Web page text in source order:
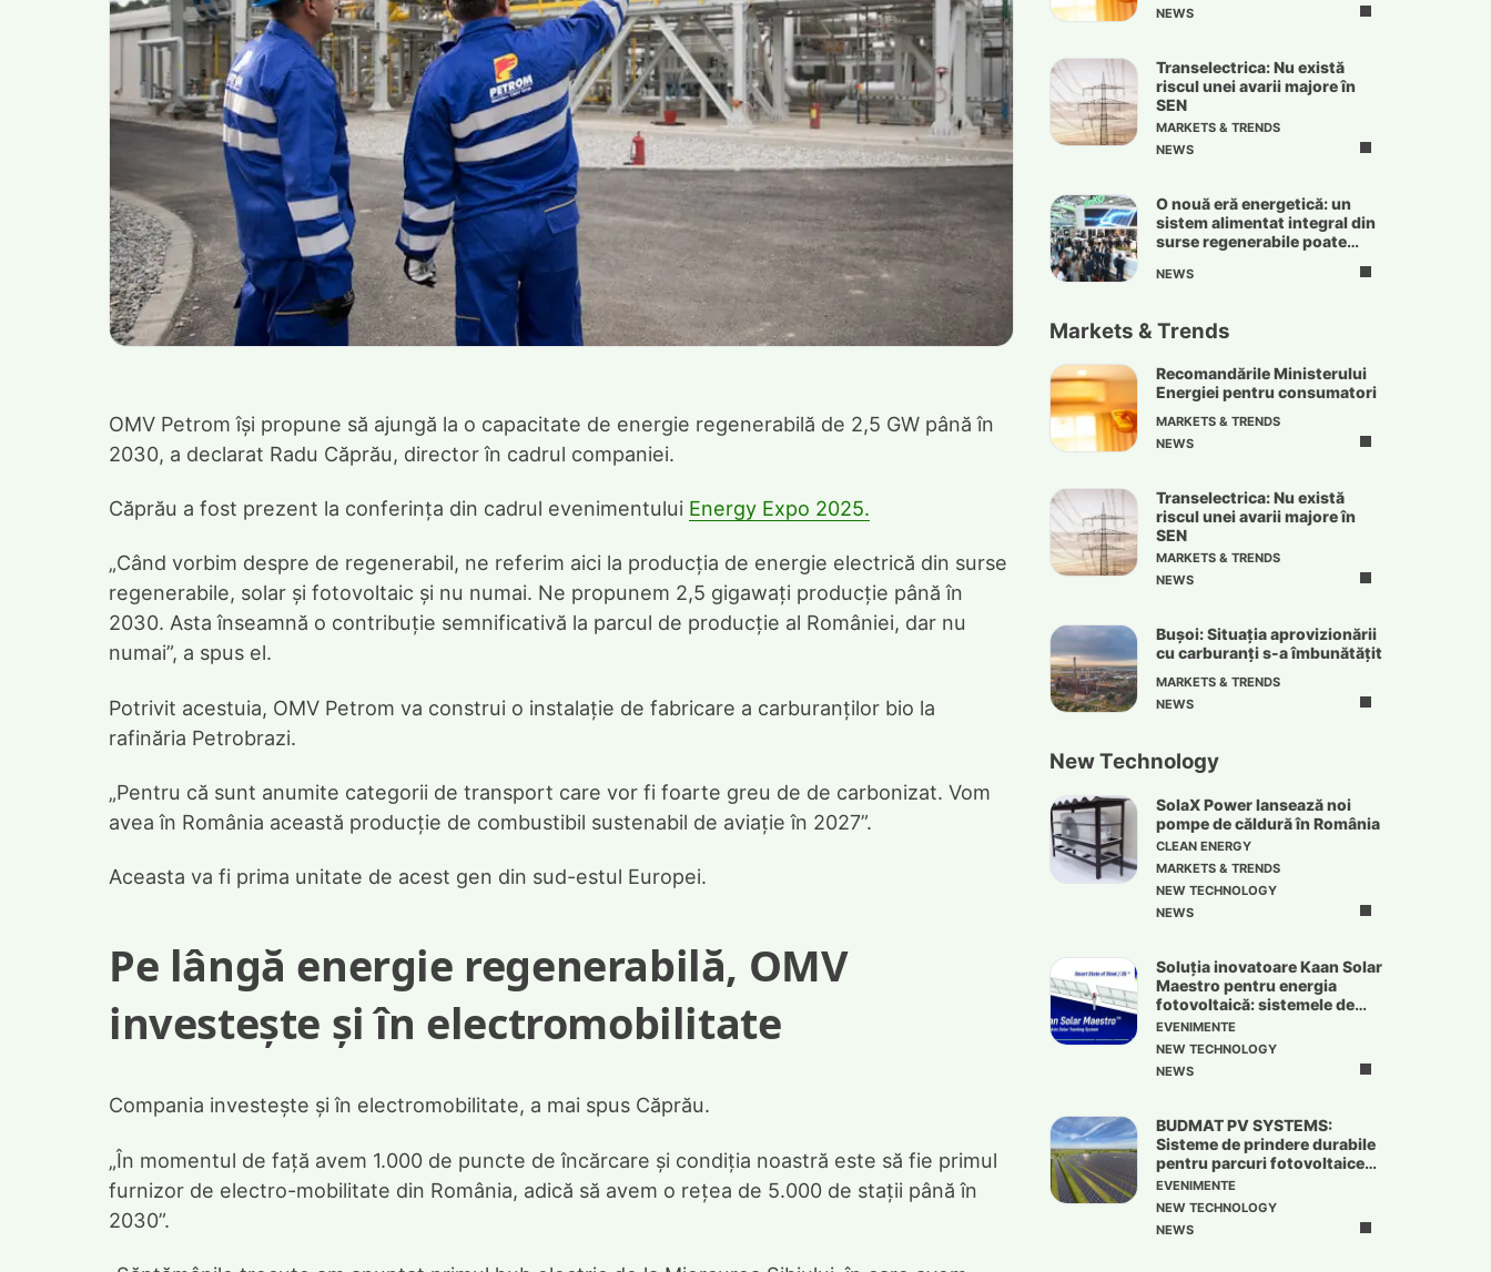
OMV Petrom își propune să ajungă la o capacitate de energie regenerabilă de 2,5 GW până în
2030, a declarat Radu Căprău, director în cadrul companiei.
Căprău a fost prezent la conferința din cadrul evenimentului Energy Expo 2025.
„Când vorbim despre de regenerabil, ne referim aici la producția de energie electrică din surse
regenerabile, solar și fotovoltaic și nu numai. Ne propunem 2,5 gigawați producție până în
2030. Asta înseamnă o contribuție semnificativă la parcul de producție al României, dar nu
numai”, a spus el.
Potrivit acestuia, OMV Petrom va construi o instalație de fabricare a carburanților bio la
rafinăria Petrobrazi.
„Pentru că sunt anumite categorii de transport care vor fi foarte greu de de carbonizat. Vom
avea în România această producție de combustibil sustenabil de aviație în 2027”.
Aceasta va fi prima unitate de acest gen din sud-estul Europei.
Pe lângă energie regenerabilă, OMV
investește și în electromobilitate
Compania investește și în electromobilitate, a mai spus Căprău.
„În momentul de față avem 1.000 de puncte de încărcare și condiția noastră este să fie primul
furnizor de electro-mobilitate din România, adică să avem o rețea de 5.000 de stații până în
2030”.
NEWS
Transelectrica: Nu există
riscul unei avarii majore în
SEN
MARKETS & TRENDS
NEWS
O nouă eră energetică: un
sistem alimentat integral din
surse regenerabile poate
NEWS
Markets & Trends
Recomandările Ministerului
Energiei pentru consumatori
MARKETS & TRENDS
NEWS
Transelectrica: Nu există
riscul unei avarii majore în
SEN
MARKETS & TRENDS
NEWS
Bușoi: Situația aprovizionării
cu carburanți s-a îmbunătățit
MARKETS & TRENDS
NEWS
New Technology
SolaX Power lansează noi
pompe de căldură în România
CLEAN ENERGY
MARKETS & TRENDS
NEW TECHNOLOGY
NEWS
Soluția inovatoare Kaan Solar
Maestro pentru energia
fotovoltaică: sistemele de
urmărire solară
EVENIMENTE
NEW TECHNOLOGY
NEWS
BUDMAT PV SYSTEMS:
Sisteme de prindere durabile
pentru parcuri fotovoltaice
de mari dimensiuni
EVENIMENTE
NEW TECHNOLOGY
NEWS